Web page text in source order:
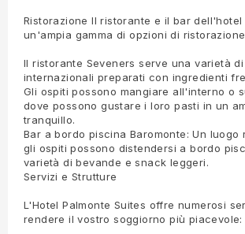
Ristorazione Il ristorante e il bar dell'hotel
un'ampia gamma di opzioni di
Il ristorante Seveners serve una varietà
internazionali preparati con ingredienti
Gli ospiti possono mangiare all'interno o
dove possono gustare i loro pasti in un
tranquillo.
Bar a bordo piscina Baromonte: Un luogo
gli ospiti possono distendersi a bordo
varietà di bevande e snack leggeri.
Servizi e Strutture
L'Hotel Palmonte Suites offre numerosi
rendere il vostro soggiorno più piacevole: